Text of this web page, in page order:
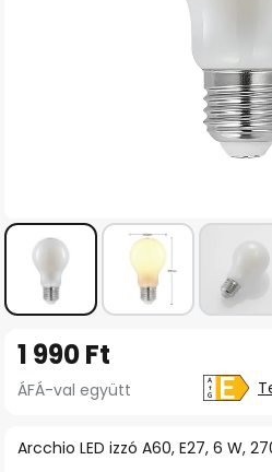
képgaléria
Arcchio LED izzó A60, E27, 6 W,
1 990 Ft
ÁFÁ-val együtt